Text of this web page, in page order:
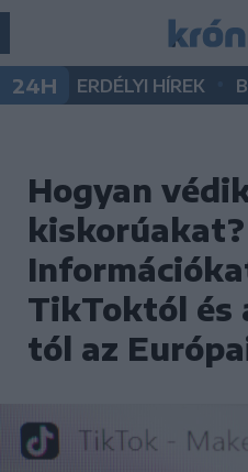
24H ERDÉLYI HÍREK
Hogyan
kiskorúakat?
TikToktól és
tól az